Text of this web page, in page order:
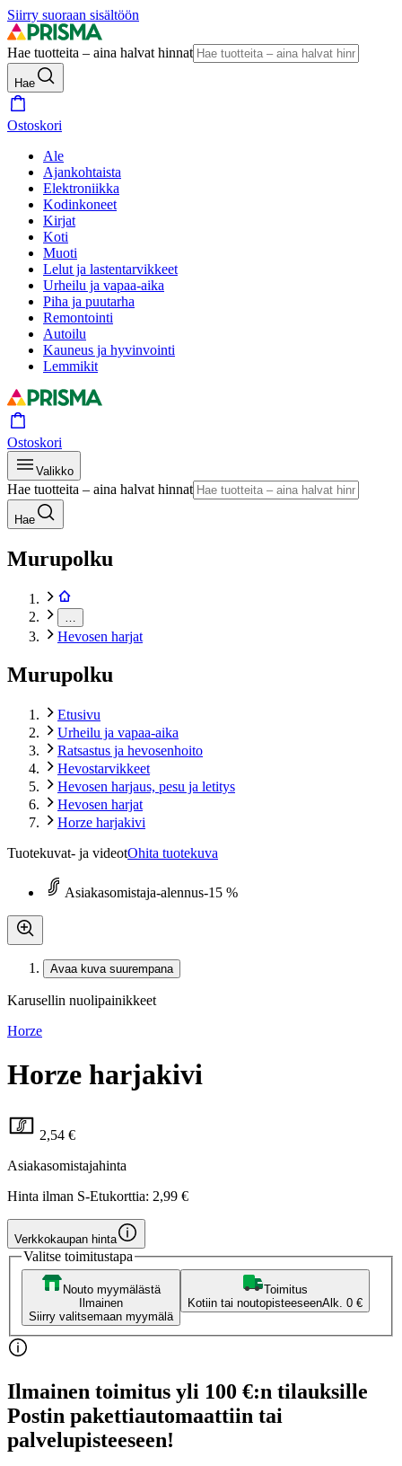
Siirry suoraan sisältöön
Hae tuotteita – aina halvat hinnat
Hae
Ostoskori
Ale
Ajankohtaista
Elektroniikka
Kodinkoneet
Kirjat
Koti
Muoti
Lelut ja lastentarvikkeet
Urheilu ja vapaa-aika
Piha ja puutarha
Remontointi
Autoilu
Kauneus ja hyvinvointi
Lemmikit
Ostoskori
Valikko
Hae tuotteita – aina halvat hinnat
Hae
Murupolku
Hevosen harjat
Murupolku
Etusivu
Urheilu ja vapaa-aika
Ratsastus ja hevosenhoito
Hevostarvikkeet
Hevosen harjaus, pesu ja letitys
Hevosen harjat
Horze harjakivi
Tuotekuvat- ja videotOhita tuotekuva
Asiakasomistaja-alennus-15 %
Avaa kuva suurempana
Karusellin nuolipainikkeet
Horze
Horze harjakivi
2,54 €
Asiakasomistajahinta
Hinta ilman S-Etukorttia: 2,99 €
Verkkokaupan hinta
Valitse toimitustapa
Nouto myymälästä
Ilmainen
Siirry valitsemaan myymälä
Toimitus
Kotiin tai noutopisteeseenAlk. 0 €
Ilmainen toimitus yli 100 €:n tilauksille
Postin pakettiautomaattiin tai
palvelupisteeseen!